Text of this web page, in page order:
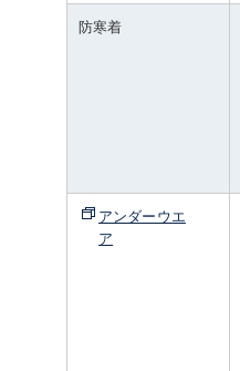
防寒着
アンダーウエ
ア